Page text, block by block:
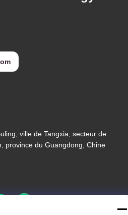
ville de Tangxia, secteur de
province du Guangdong, Chine